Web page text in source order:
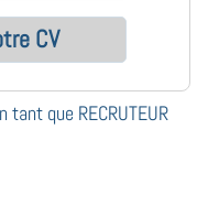
CV
que RECRUTEUR